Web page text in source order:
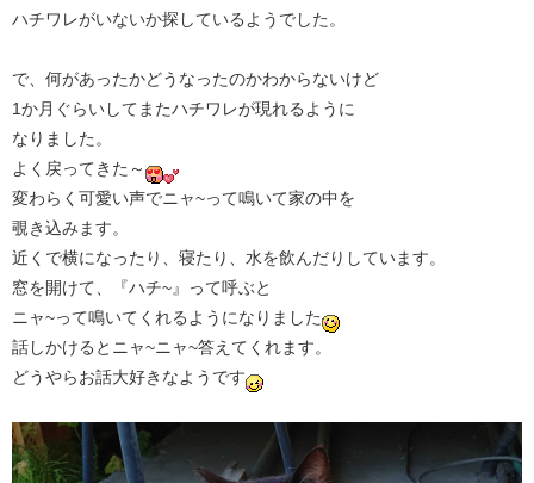
ハチワレがいないか探しているようでした。
で、何があったかどうなったのかわからないけど
1か月ぐらいしてまたハチワレが現れるように
なりました。
よく戻ってきた～
変わらく可愛い声でニャ~って鳴いて家の中を
覗き込みます。
近くで横になったり、寝たり、水を飲んだりしています。
窓を開けて、『ハチ~』って呼ぶと
ニャ~って鳴いてくれるようになりました
話しかけるとニャ~ニャ~答えてくれます。
どうやらお話大好きなようです